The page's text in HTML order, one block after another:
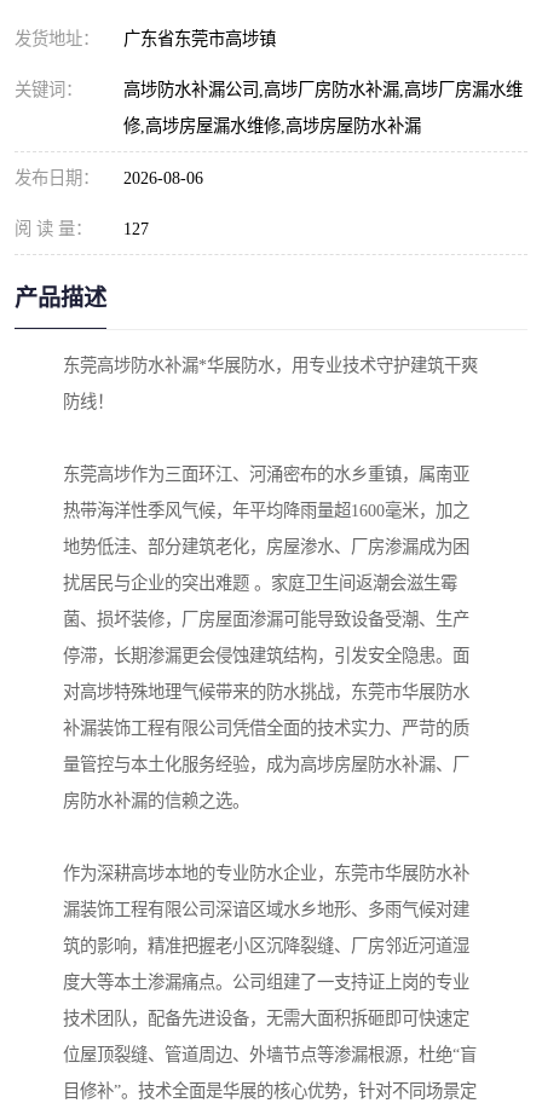
发货地址： 广东省东莞市高埗镇
关键词：
高埗防水补漏公司,高埗厂房防水补漏,高埗厂房漏水维
修,高埗房屋漏水维修,高埗房屋防水补漏
发布日期： 2026-08-06
阅 读 量： 127
产品描述
东莞高埗防水补漏*华展防水，用专业技术守护建筑干爽
防线！
东莞高埗作为三面环江、河涌密布的水乡重镇，属南亚
热带海洋性季风气候，年平均降雨量超1600毫米，加之
地势低洼、部分建筑老化，房屋渗水、厂房渗漏成为困
扰居民与企业的突出难题 。家庭卫生间返潮会滋生霉
菌、损坏装修，厂房屋面渗漏可能导致设备受潮、生产
停滞，长期渗漏更会侵蚀建筑结构，引发安全隐患。面
对高埗特殊地理气候带来的防水挑战，东莞市华展防水
补漏装饰工程有限公司凭借全面的技术实力、严苛的质
量管控与本土化服务经验，成为高埗房屋防水补漏、厂
房防水补漏的信赖之选。
作为深耕高埗本地的专业防水企业，东莞市华展防水补
漏装饰工程有限公司深谙区域水乡地形、多雨气候对建
筑的影响，精准把握老小区沉降裂缝、厂房邻近河道湿
度大等本土渗漏痛点。公司组建了一支持证上岗的专业
技术团队，配备先进设备，无需大面积拆砸即可快速定
位屋顶裂缝、管道周边、外墙节点等渗漏根源，杜绝“盲
目修补”。技术全面是华展的核心优势，针对不同场景定